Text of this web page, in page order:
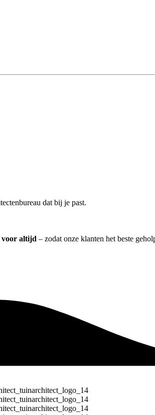
dat bij je past.
voor altijd – zodat onze klanten het beste